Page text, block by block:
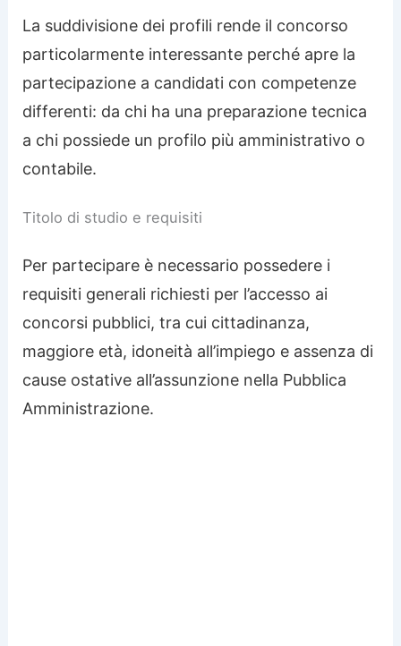
La suddivisione dei profili rende il concorso
particolarmente interessante perché apre la
partecipazione a candidati con competenze
differenti: da chi ha una preparazione tecnica
a chi possiede un profilo più amministrativo o
contabile.
Titolo di studio e requisiti
Per partecipare è necessario possedere i
requisiti generali richiesti per l’accesso ai
concorsi pubblici, tra cui cittadinanza,
maggiore età, idoneità all’impiego e assenza di
cause ostative all’assunzione nella Pubblica
Amministrazione.